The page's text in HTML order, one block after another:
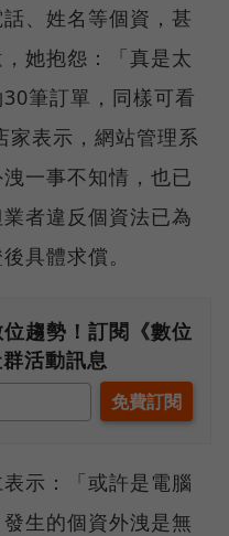
、姓名等個資，甚
她抱怨：「真是太
筆訂單，同樣可看
家表示，網站管理系
一事不知情，也已
者違反個資法已為
具體求償。
趨勢！訂閱《數位
活動訊息
示：「或許是電腦
生的個資外洩是無